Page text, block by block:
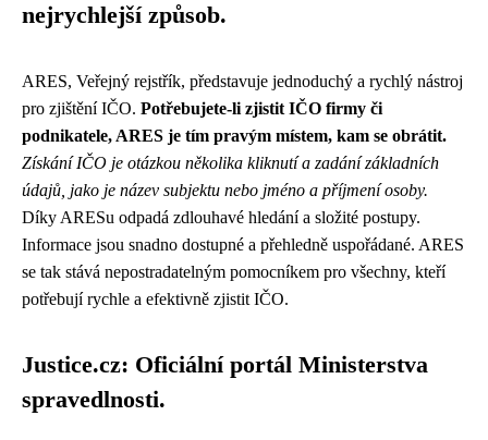
nejrychlejší způsob.
ARES, Veřejný rejstřík, představuje jednoduchý a rychlý nástroj
pro zjištění IČO. Potřebujete-li zjistit IČO firmy či
podnikatele, ARES je tím pravým místem, kam se obrátit.
Získání IČO je otázkou několika kliknutí a zadání základních
údajů, jako je název subjektu nebo jméno a příjmení osoby.
Díky ARESu odpadá zdlouhavé hledání a složité postupy.
Informace jsou snadno dostupné a přehledně uspořádané. ARES
se tak stává nepostradatelným pomocníkem pro všechny, kteří
potřebují rychle a efektivně zjistit IČO.
Justice.cz: Oficiální portál Ministerstva
spravedlnosti.